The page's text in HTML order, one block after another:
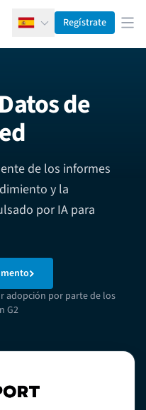
EspañolRegístrate
de
de los informes
y la
por IA para
adopción por parte de los
G2